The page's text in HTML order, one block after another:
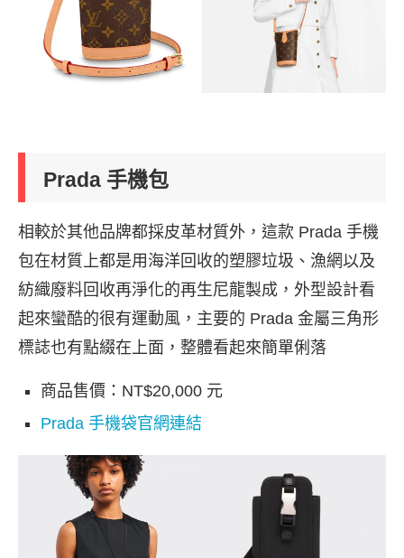
Prada 手機包
相較於其他品牌都採皮革材質外，這款 Prada 手機
包在材質上都是用海洋回收的塑膠垃圾、漁網以及
紡織廢料回收再淨化的再生尼龍製成，外型設計看
起來蠻酷的很有運動風，主要的 Prada 金屬三角形
標誌也有點綴在上面，整體看起來簡單俐落
商品售價：NT$20,000 元
Prada 手機袋官網連結